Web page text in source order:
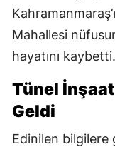
Mahallesi
hayatını kaybetti.
Tünel
Geldi
Edinilen bilgilere